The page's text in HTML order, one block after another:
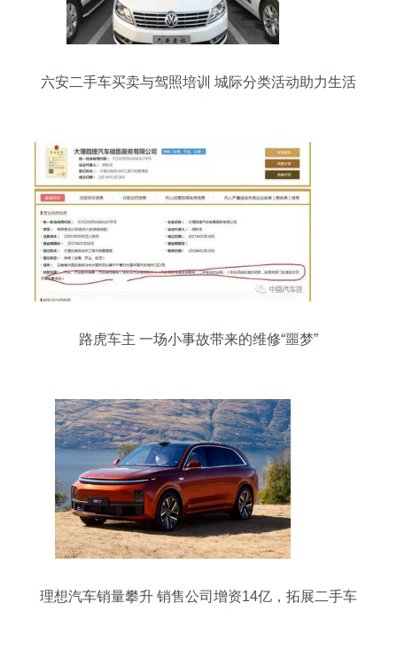
六安二手车买卖与驾照培训 城际分类活动助力生活
路虎车主 一场小事故带来的维修“噩梦”
理想汽车销量攀升 销售公司增资14亿，拓展二手车